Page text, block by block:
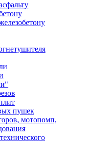
пушек
мотопомп,